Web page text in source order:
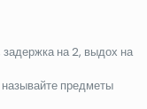
на 2, выдох на
предметы